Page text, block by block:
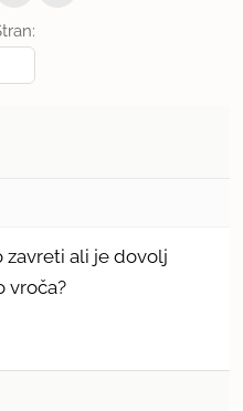
zavreti ali je dovolj
vroča?